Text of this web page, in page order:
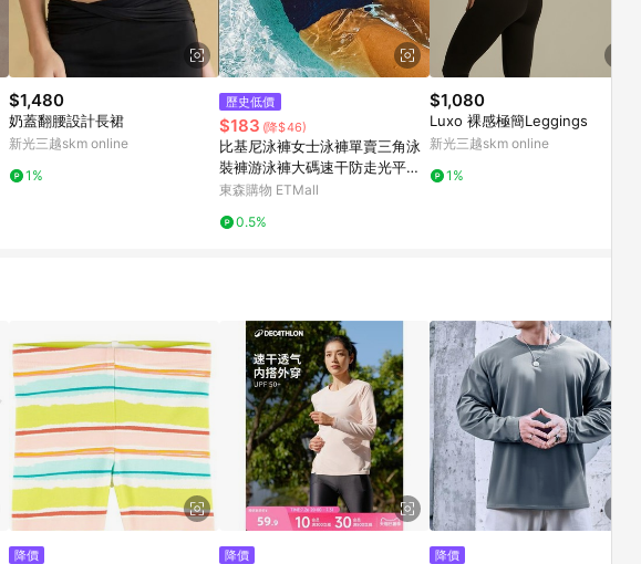
$1,480
奶蓋翻腰設計長裙
新光三越skm online
1%
歷史低價
$183 (降$46)
比基尼泳褲女士泳褲單賣三角泳
裝褲游泳褲大碼速干防走光平角
褲
東森購物 ETMall
0.5%
$1,080
Luxo 裸感極簡Leggings
新光三越skm online
1%
降價 降價 降價